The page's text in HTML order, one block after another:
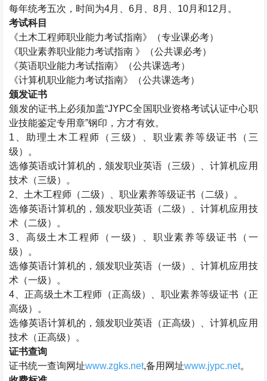
每年统考五次，时间为4月、6月、8月、10月和12月。
考试科目
《土木工程师职业能力考试指南》（专业课必考）
《职业素养职业能力考试指南 》（公共课必考）
《英语职业能力考试指南》（公共课选考）
《计算机职业能力考试指南》（公共课选考）
颁发证书
颁发的证书上必须加盖“JYPC全国职业资格考试认证中心职
业技能鉴定专用章”钢印，方才有效。
1、助理土木工程师
（三级）、职业素养等级证书（三
级）。
选修英语或计算机的，颁发职业英语（三级）、计算机应用
技术（三级）。
2、 土木工程师 （二级）、职业素养等级证书（二级）。
选修英语计算机的，颁发职业英语（二级）、计算机应用技
术（二级）。
3、高级土木工程师
（一级）、职业素养等级证书（一
级）。
选修英语计算机的，颁发职业英语（一级）、计算机应用技
术（一级）。
4、正高级土木工程师 （正高级）、职业素养等级证书（正
高级）。
选修英语计算机的，颁发职业英语（正高级）、计算机应用
技术（正高级）。
证书查询
证书统一查询网址www.zgks.net,备用网址www.jypc.net。